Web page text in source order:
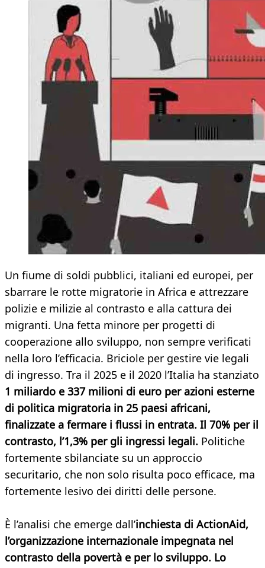
Un fiume di soldi pubblici, italiani ed europei, per
sbarrare le rotte migratorie in Africa e attrezzare
polizie e milizie al contrasto e alla cattura dei
migranti. Una fetta minore per progetti di
cooperazione allo sviluppo, non sempre verificati
nella loro l’efficacia. Briciole per gestire vie legali
di ingresso. Tra il 2025 e il 2020 l’Italia ha stanziato
1 miliardo e 337 milioni di euro per azioni esterne
di politica migratoria in 25 paesi africani,
finalizzate a fermare i flussi in entrata. Il 70% per il
contrasto, l’1,3% per gli ingressi legali. Politiche
fortemente sbilanciate su un approccio
securitario, che non solo risulta poco efficace, ma
fortemente lesivo dei diritti delle persone.
È l’analisi che emerge dall’inchiesta di ActionAid,
l’organizzazione internazionale impegnata nel
contrasto della povertà e per lo sviluppo. Lo